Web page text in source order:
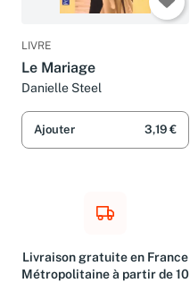
LIVRE
Le Mariage
Danielle Steel
Ajouter 3,19 €
Livraison gratuite en France
Métropolitaine à partir de 10